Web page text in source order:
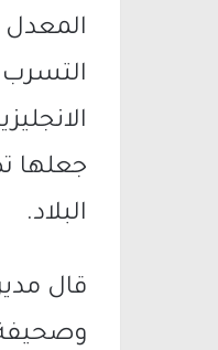
المعدل
جعلها
البلاد.
قال
وصحيفة